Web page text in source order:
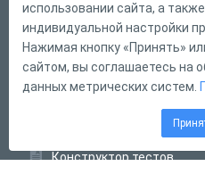
Русский
Справка
Форма обратной связи
Конструктор тестов
использовании сайта, а
индивидуальной настройки
Нажимая кнопку «Принять»
сайтом, вы соглашаетесь на
данных метрических систем.